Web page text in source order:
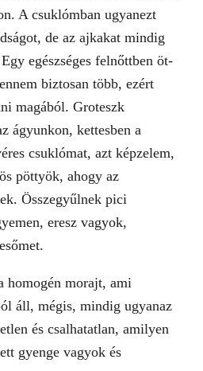
A csuklómban ugyanezt
de az ajkakat mindig
egészséges felnőttben öt-
biztosan több, ezért
magából. Groteszk
ágyunkon, kettesben a
csuklómat, azt képzelem,
pöttyök, ahogy az
Összegyűlnek pici
eresz vagyok,
homogén morajt, ami
áll, mégis, mindig ugyanaz
és csalhatatlan, amilyen
gyenge vagyok és